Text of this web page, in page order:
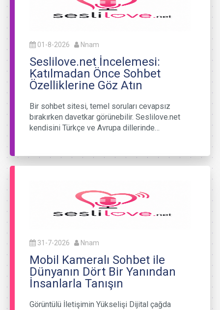
01-8-2026 Nnam
Seslilove.net İncelemesi:
Katılmadan Önce Sohbet
Özelliklerine Göz Atın
Bir sohbet sitesi, temel soruları cevapsız
bırakırken davetkar görünebilir. Seslilove.net
kendisini Türkçe ve Avrupa dillerinde…
31-7-2026 Nnam
Mobil Kameralı Sohbet ile
Dünyanın Dört Bir Yanından
İnsanlarla Tanışın
Görüntülü İletişimin Yükselişi Dijital çağda